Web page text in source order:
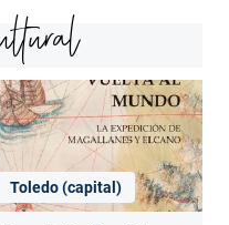
Toledo (capital)